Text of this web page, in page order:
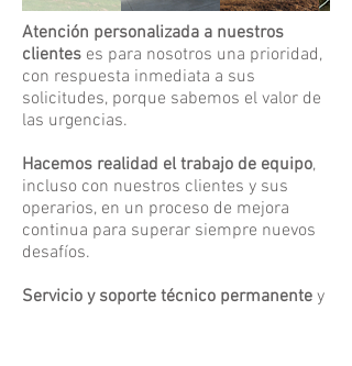
Atención personalizada a nuestros
clientes es para nosotros una prioridad,
con respuesta inmediata a sus
solicitudes, porque sabemos el valor de
las urgencias.
Hacemos realidad el trabajo de equipo,
incluso con nuestros clientes y sus
operarios, en un proceso de mejora
continua para superar siempre nuevos
desafíos.
Servicio y soporte técnico permanente y